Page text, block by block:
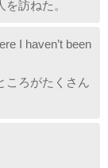
を訪ねた。
I haven’t been
ころがたくさん